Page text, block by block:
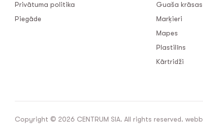
Privātuma politika
Piegāde
Guaša krāsas
Marķieri
Mapes
Plastilīns
Kārtridži
Copyright © 2026 CENTRUM SIA. All rights reserved.